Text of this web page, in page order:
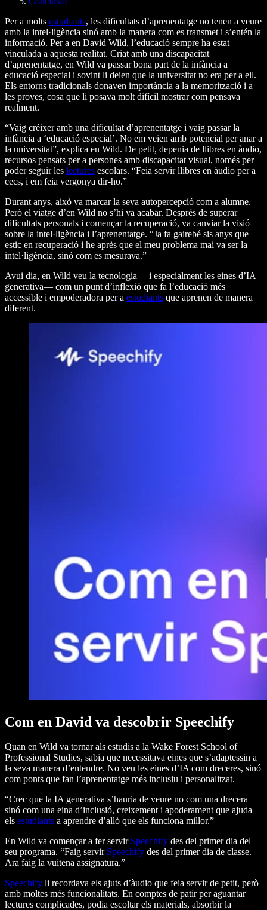
Per a molts estudiants, les dificultats d’aprenentatge no tenen a veure
amb la intel·ligència sinó amb la manera com es transmet i s’entén la
informació. Per a en David Wild, l’educació sempre ha estat
vinculada a aquesta realitat. Criat amb una discapacitat
d’aprenentatge, en Wild va passar bona part de la infància a
educació especial i sovint li deien que la universitat no era per a ell.
Els entorns tradicionals donaven importància a la memorització i a
les proves, cosa que li posava molt difícil mostrar com pensava
realment.
“Vaig créixer amb una dificultat d’aprenentatge i vaig passar la
infància a ‘educació especial’. No em veien amb potencial per anar a
la universitat”, explica en Wild. De petit, depenia de llibres en àudio,
recursos pensats per a persones amb discapacitat visual, només per
poder seguir les lectures escolars. “Feia servir llibres en àudio per a
cecs, i em feia vergonya dir-ho.”
Durant anys, això va marcar la seva autopercepció com a alumne.
Però el viatge d’en Wild no s’hi va acabar. Després de superar
dificultats personals i començar la recuperació, va canviar la visió
sobre la intel·ligència i l’aprenentatge. “Ja fa gairebé sis anys que
estic en recuperació i he après que el meu problema mai va ser la
intel·ligència, sinó com es mesurava.”
Avui dia, en Wild veu la tecnologia —i especialment les eines d’IA
generativa— com un punt d’inflexió que fa l’educació més
accessible i empoderadora per a estudiants que aprenen de manera
diferent.
Com en David va descobrir Speechify
Quan en Wild va tornar als estudis a la Wake Forest School of
Professional Studies, sabia que necessitava eines que s’adaptessin a
la seva manera d’entendre. No veu les eines d’IA com dreceres, sinó
com ponts que fan l’aprenentatge més inclusiu i personalitzat.
“Crec que la IA generativa s’hauria de veure no com una drecera
sinó com una eina d’inclusió, creixement i apoderament que ajuda
els estudiants a aprendre d’allò que els funciona millor.”
En Wild va començar a fer servir Speechify des del primer dia del
seu programa. “Faig servir Speechify des del primer dia de classe.
Ara faig la vuitena assignatura.”
Speechify li recordava els ajuts d’àudio que feia servir de petit, però
amb moltes més funcionalitats. En comptes de patir per aguantar
lectures complicades, podia escoltar els materials, absorbir la